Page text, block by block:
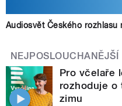
Audiosvět Českého rozhlasu
NEJPOSLOUCHANĚJŠÍ
Pro včelaře
rozhoduje
zimu